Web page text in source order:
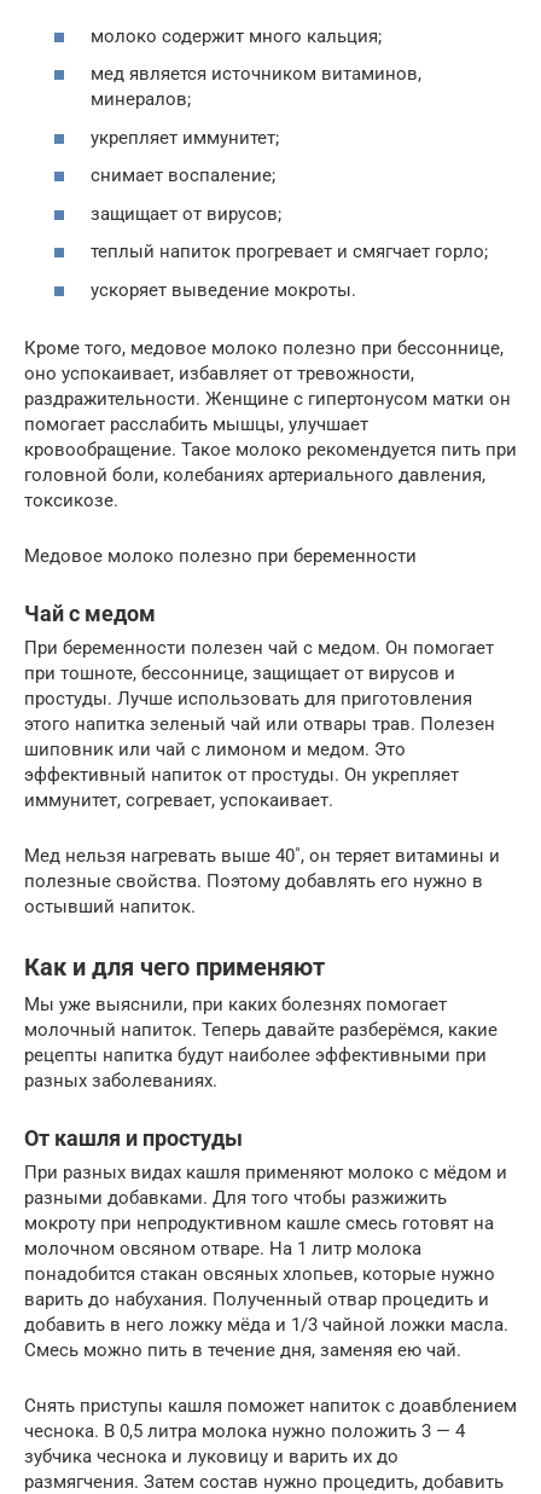
молоко содержит много кальция;
мед является источником витаминов,
минералов;
укрепляет иммунитет;
снимает воспаление;
защищает от вирусов;
теплый напиток прогревает и смягчает горло;
ускоряет выведение мокроты.
Кроме того, медовое молоко полезно при бессоннице,
оно успокаивает, избавляет от тревожности,
раздражительности. Женщине с гипертонусом матки он
помогает расслабить мышцы, улучшает
кровообращение. Такое молоко рекомендуется пить при
головной боли, колебаниях артериального давления,
токсикозе.
Медовое молоко полезно при беременности
Чай с медом
При беременности полезен чай с медом. Он помогает
при тошноте, бессоннице, защищает от вирусов и
простуды. Лучше использовать для приготовления
этого напитка зеленый чай или отвары трав. Полезен
шиповник или чай с лимоном и медом. Это
эффективный напиток от простуды. Он укрепляет
иммунитет, согревает, успокаивает.
Мед нельзя нагревать выше 40˚, он теряет витамины и
полезные свойства. Поэтому добавлять его нужно в
остывший напиток.
Как и для чего применяют
Мы уже выяснили, при каких болезнях помогает
молочный напиток. Теперь давайте разберёмся, какие
рецепты напитка будут наиболее эффективными при
разных заболеваниях.
От кашля и простуды
При разных видах кашля применяют молоко с мёдом и
разными добавками. Для того чтобы разжижить
мокроту при непродуктивном кашле смесь готовят на
молочном овсяном отваре. На 1 литр молока
понадобится стакан овсяных хлопьев, которые нужно
варить до набухания. Полученный отвар процедить и
добавить в него ложку мёда и 1/3 чайной ложки масла.
Смесь можно пить в течение дня, заменяя ею чай.
Снять приступы кашля поможет напиток с доавблением
чеснока. В 0,5 литра молока нужно положить 3 — 4
зубчика чеснока и луковицу и варить их до
размягчения. Затем состав нужно процедить, добавить